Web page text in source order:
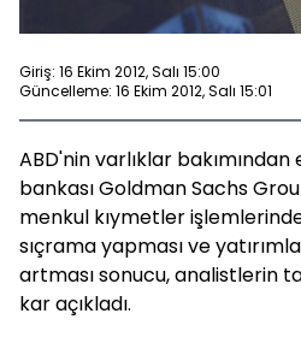
Giriş: 16 Ekim 2012, Salı 15:00
Güncelleme: 16 Ekim 2012, Salı 15:01
ABD'nin varlıklar
bankası Goldman Sachs
menkul kıymetler
sıçrama yapması ve
artması sonucu, analistlerin
kar açıkladı.